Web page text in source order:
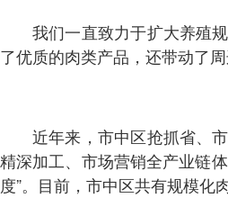
我们一直致力于扩大养殖
了优质的肉类产品，还带动了
近年来，市中区抢抓省、
精深加工、市场营销全产业链
度”。目前，市中区共有规模